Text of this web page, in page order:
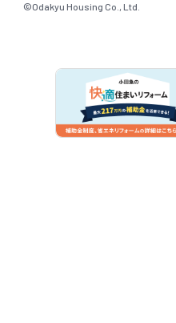
©Odakyu Housing Co., Ltd.